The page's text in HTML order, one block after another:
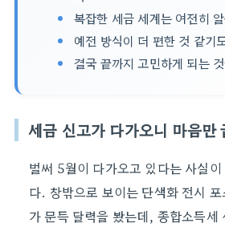
복잡한 세금 세계는 여전히
예전 방식이 더 편한 것 같기
결국 끝까지 고민하게 되는
세금 신고가 다가오니 마음만
벌써 5월이 다가오고 있다는 사실
다. 창밖으로 보이는 단색화 전시
가 문득 달력을 봤는데, 종합소득세